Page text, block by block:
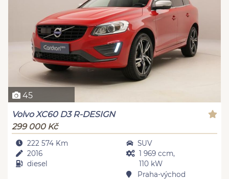
45
Volvo XC60 D3 R-DESIGN
299 000 Kč
222 574 Km
2016
diesel
SUV
1 969 ccm,
110 kW
Praha-východ